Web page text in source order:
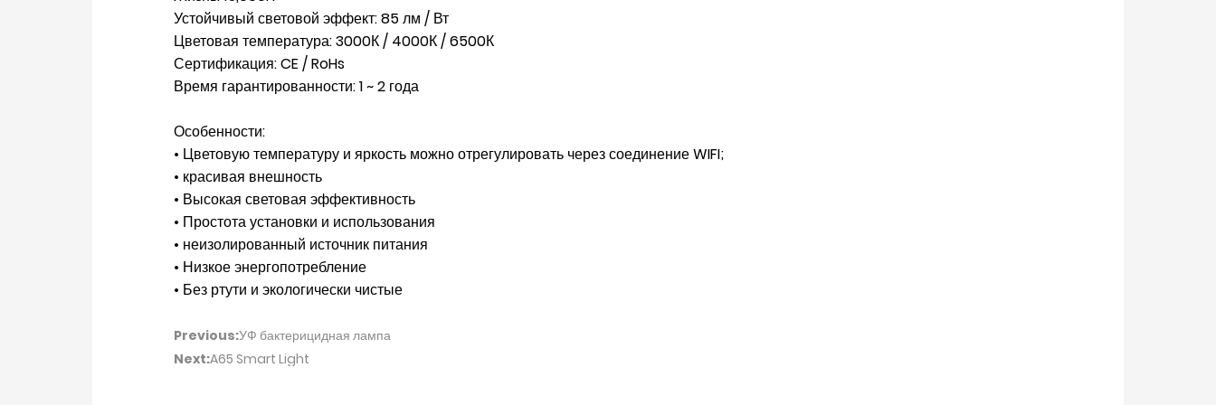
Устойчивый световой эффект: 85 лм / Вт
Цветовая температура: 3000К / 4000К / 6500К
Сертификация: CE / RoHs
Время гарантированности: 1 ~ 2 года
Особенности:
• Цветовую температуру и яркость можно отрегулировать через соединение WIFI;
• красивая внешность
• Высокая световая эффективность
• Простота установки и использования
• неизолированный источник питания
• Низкое энергопотребление
• Без ртути и экологически чистые
Previous:УФ бактерицидная лампа
Next:A65 Smart Light